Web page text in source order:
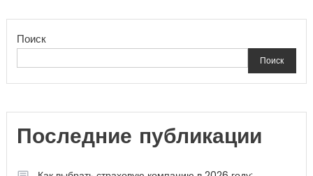
записям
Поиск
Поиск
Последние публикации